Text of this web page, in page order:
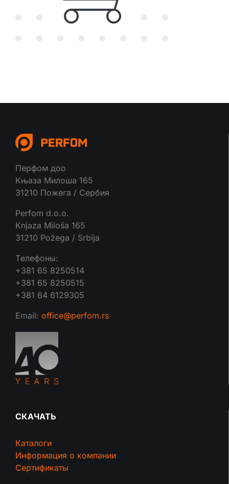
Перфом доо
Књаза Милоша 165
31210 Пожега / Сербия
Perfom d.o.o.
Knjaza Miloša 165
31210 Požega / Srbija
Tелефоны:
+381 65 8250514
+381 65 8250515
+381 64 6129305
Email: office@perfom.rs
СКАЧАТЬ
Каталоги
Информация о компании
Сертификаты